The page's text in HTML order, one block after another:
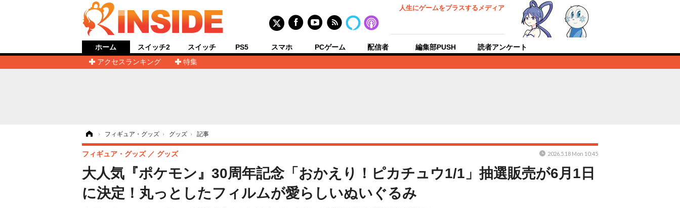
人生にゲームをプラスするメディア
ホーム
アクセスランキング
特集
スイッチ2 スイッチ PS5 スマホ PCゲーム 配信者 編集部PUSH 読者アンケート
› フィギュア・グッズ › グッズ › 記事
大人気『ポケモン』30周年記念「おかえり！ピカチュウ1/1」抽選販売が6月1日
に決定！丸っとしたフィルムが愛らしいぬいぐるみ
フィギュア・グッズ グッズ 2026.5.18 Mon 10:45